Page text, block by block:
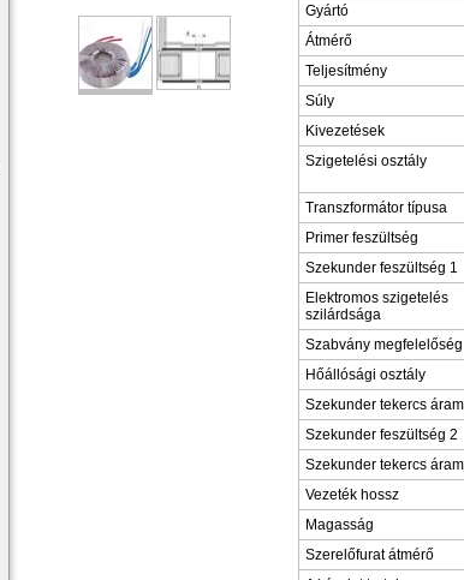
Gyártó
Átmérő
Teljesítmény
Súly
Kivezetések
Szigetelési osztály
Transzformátor típusa
Primer feszültség
Szekunder feszültség 1
Elektromos szigetelés
szilárdsága
Szabvány megfelelőség
Hőállósági osztály
Szekunder tekercs
Szekunder feszültség 2
Szekunder tekercs
Vezeték hossz
Magasság
Szerelőfurat átmérő